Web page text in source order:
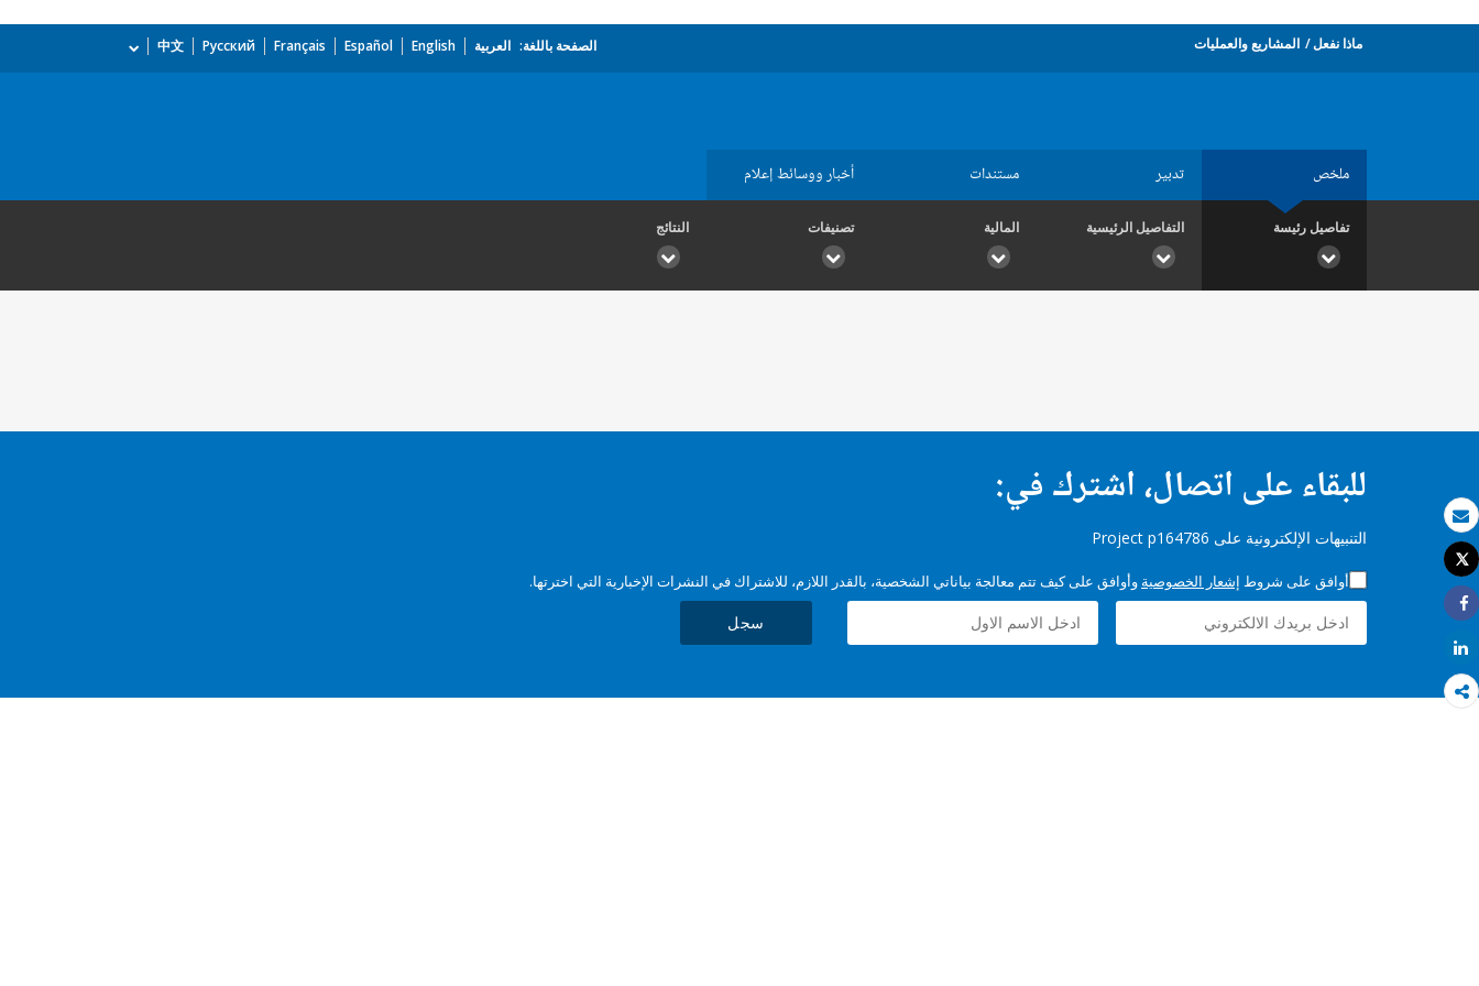
بريد الكتروني
طباعة
Tweet
Share
Share
ماذا نفعل المشاريع والعمليات الصفحة باللغة: العربية English
Español
Français
Русский
中文
ملخص تدبير مستندات أخبار ووسائط إعلام
تفاصيل رئيسة التفاصيل الرئيسية المالية تصنيفات النتائج
للبقاء على اتصال، اشترك في:
التنبيهات الإلكترونية على Project p164786
أوافق على شروط إشعار الخصوصية وأوافق على كيف تتم معالجة بياناتي الشخصية، بالقدر اللازم، للاشتراك في النشرات الإخبارية التي اخترتها.
سجل